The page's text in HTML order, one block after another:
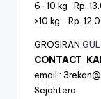
6-10 kg Rp.
>10 kg Rp.
GROSIRAN
CONTACT
email :
Sejahtera